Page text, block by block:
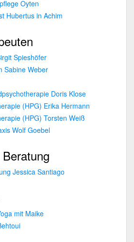
Oyten
Hubertus in Achim
Spieshöfer
Sabine Weber
Doris Klose
(HPG) Erika Hermann
(HPG) Torsten Weiß
Wolf Goebel
Jessica Santiago
mit Maike